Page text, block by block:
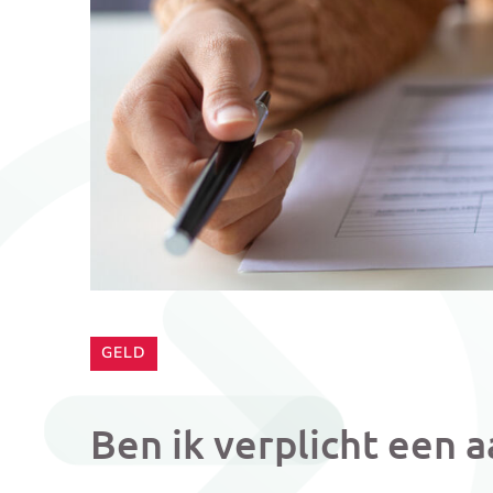
CATEGORIE:
GELD
Ben ik verplicht een